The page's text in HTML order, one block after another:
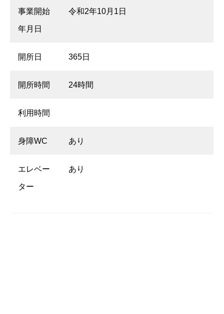
事業開始
年月日
令和2年10月1日
開所日 365日
開所時間 24時間
利用時間
身障WC あり
エレベー
ター
あり